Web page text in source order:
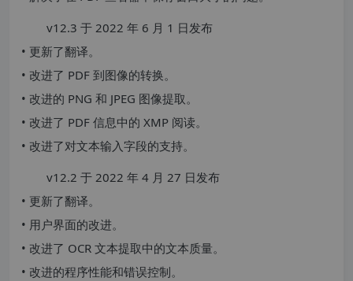
v12.3 于 2022 年 6 月 1 日发布
• 更新了翻译。
• 改进了 PDF 到图像的转换。
• 改进的 PNG 和 JPEG 图像提取。
• 改进了 PDF 信息中的 XMP 阅读。
• 改进了对文本输入字段的支持。
v12.2 于 2022 年 4 月 27 日发布
• 更新了翻译。
• 用户界面的改进。
• 改进了 OCR 文本提取中的文本质量。
• 改进的程序性能和错误控制。